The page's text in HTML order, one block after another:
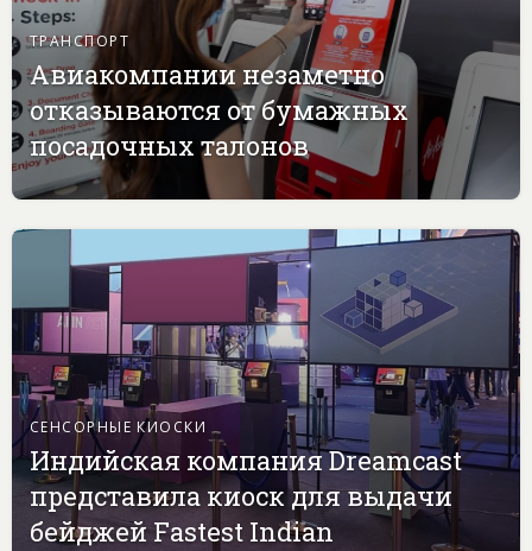
ТРАНСПОРТ
Авиакомпании незаметно
отказываются от бумажных
посадочных талонов
СЕНСОРНЫЕ КИОСКИ
Индийская компания Dreamcast
представила киоск для выдачи
бейджей Fastest Indian